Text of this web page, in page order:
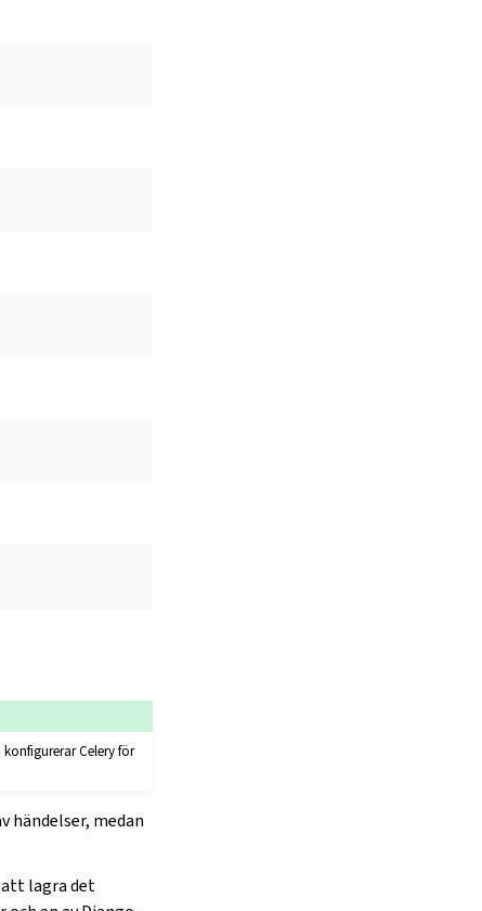
Celery för
händelser, medan
lagra det